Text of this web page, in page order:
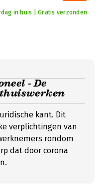
in huis | Gratis verzonden
- De
kant. Dit
verplichtingen van
rondom
dat door corona